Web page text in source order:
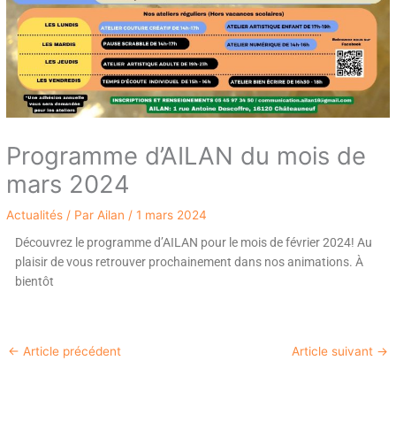
Programme d’AILAN du mois de
mars 2024
Actualités / Par Ailan /1 mars 2024
Découvrez le programme d’AILAN pour le mois de février 2024! Au
plaisir de vous retrouver prochainement dans nos animations. À
bientôt
← Article précédent Article suivant →